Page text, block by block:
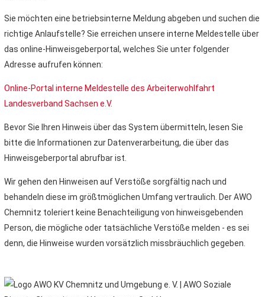
Sie möchten eine betriebsinterne Meldung abgeben und suchen die
richtige Anlaufstelle? Sie erreichen unsere interne Meldestelle über
das online-Hinweisgeberportal, welches Sie unter folgender
Adresse aufrufen können:
Online-Portal interne Meldestelle des Arbeiterwohlfahrt
Landesverband Sachsen e.V.
Bevor Sie Ihren Hinweis über das System übermitteln, lesen Sie
bitte die Informationen zur Datenverarbeitung, die über das
Hinweisgeberportal abrufbar ist.
Wir gehen den Hinweisen auf Verstöße sorgfältig nach und
behandeln diese im größtmöglichen Umfang vertraulich. Der AWO
Chemnitz toleriert keine Benachteiligung von hinweisgebenden
Person, die mögliche oder tatsächliche Verstöße melden - es sei
denn, die Hinweise wurden vorsätzlich missbräuchlich gegeben.